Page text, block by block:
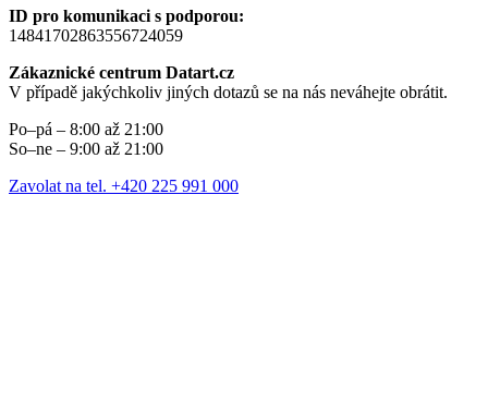
ID pro komunikaci s podporou:
14841702863556724059
Zákaznické centrum Datart.cz
V případě jakýchkoliv jiných dotazů se na nás neváhejte obrátit.
Po–pá – 8:00 až 21:00
So–ne – 9:00 až 21:00
Zavolat na tel. +420 225 991 000